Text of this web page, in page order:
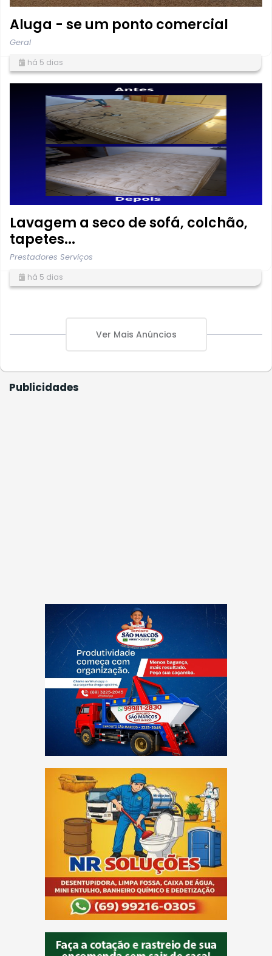
Aluga - se um ponto comercial
Geral
há 5 dias
Lavagem a seco de sofá, colchão,
tapetes...
Prestadores Serviços
há 5 dias
Ver Mais Anúncios
Publicidades